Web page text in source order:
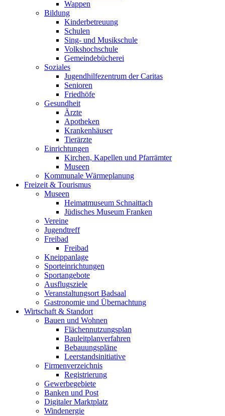
Wappen
Bildung
Kinderbetreuung
Schulen
Sing- und Musikschule
Volkshochschule
Gemeindebücherei
Soziales
Jugendhilfezentrum der Caritas
Senioren
Friedhöfe
Gesundheit
Ärzte
Apotheken
Krankenhäuser
Tierärzte
Einrichtungen
Kirchen, Kapellen und Pfarrämter
Museen
Kommunale Wärmeplanung
Freizeit & Tourismus
Museen
Heimatmuseum Schnaittach
Jüdisches Museum Franken
Vereine
Jugendtreff
Freibad
Freibad
Kneippanlage
Sporteinrichtungen
Sportangebote
Ausflugsziele
Veranstaltungsort Badsaal
Gastronomie und Übernachtung
Wirtschaft & Standort
Bauen und Wohnen
Flächennutzungsplan
Bauleitplanverfahren
Bebauungspläne
Leerstandsinitiative
Firmenverzeichnis
Registrierung
Gewerbegebiete
Banken und Post
Digitaler Marktplatz
Windenergie